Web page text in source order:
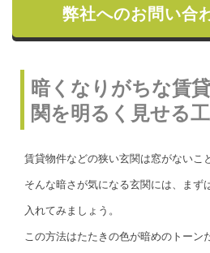
弊社へのお問い合
暗くなりがちな賃
関を明るく見せる
賃貸物件などの狭い玄関は窓がないこ
そんな暗さが気になる玄関には、まず
入れてみましょう。
この方法はたたきの色が暗めのトーン